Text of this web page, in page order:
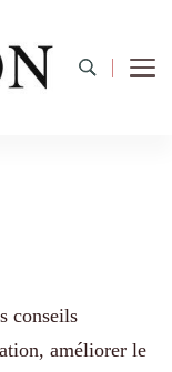
conseils
améliorer le